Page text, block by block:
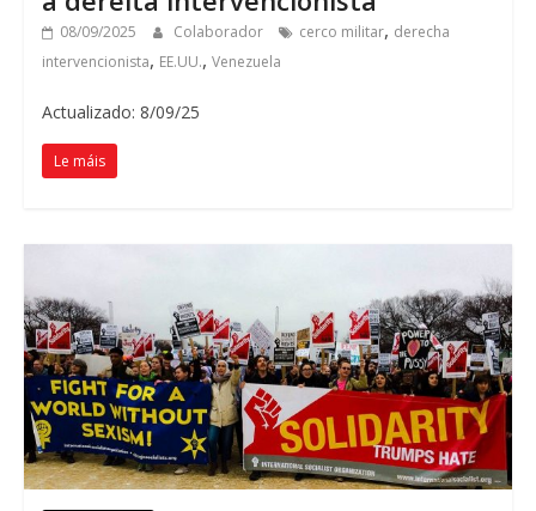
08/09/2025 Colaborador cerco militar, derecha
intervencionista, EE.UU., Venezuela
Actualizado: 8/09/25
Le máis